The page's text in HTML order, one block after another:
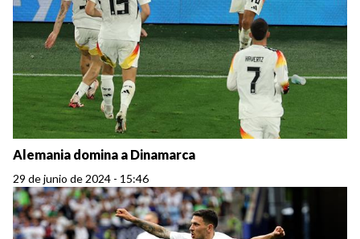
Alemania domina a Dinamarca
29 de junio de 2024 - 15:46